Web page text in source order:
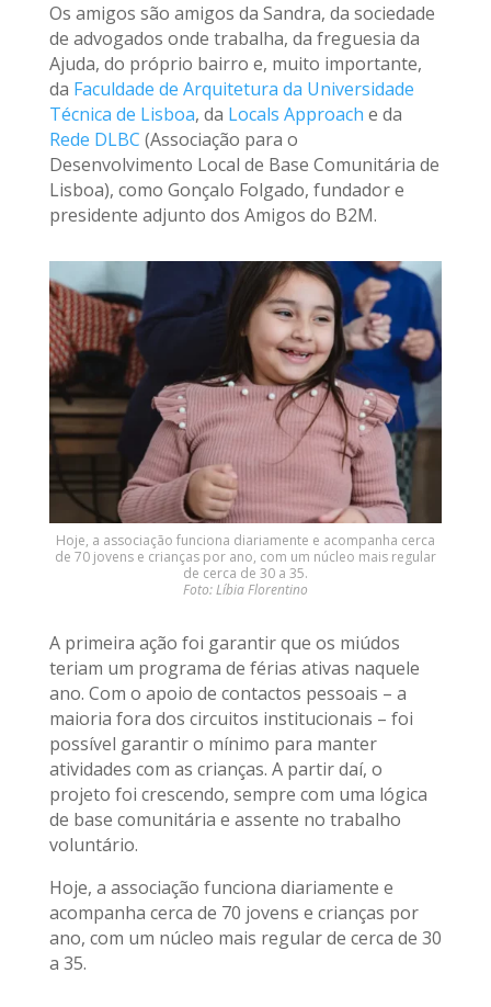
Os amigos são amigos da Sandra, da sociedade
de advogados onde trabalha, da freguesia da
Ajuda, do próprio bairro e, muito importante,
da Faculdade de Arquitetura da Universidade
Técnica de Lisboa, da Locals Approach e da
Rede DLBC (Associação para o
Desenvolvimento Local de Base Comunitária de
Lisboa), como Gonçalo Folgado, fundador e
presidente adjunto dos Amigos do B2M.
Hoje, a associação funciona diariamente e acompanha cerca
de 70 jovens e crianças por ano, com um núcleo mais regular
de cerca de 30 a 35.
Foto: Líbia Florentino
A primeira ação foi garantir que os miúdos
teriam um programa de férias ativas naquele
ano. Com o apoio de contactos pessoais – a
maioria fora dos circuitos institucionais – foi
possível garantir o mínimo para manter
atividades com as crianças. A partir daí, o
projeto foi crescendo, sempre com uma lógica
de base comunitária e assente no trabalho
voluntário.
Hoje, a associação funciona diariamente e
acompanha cerca de 70 jovens e crianças por
ano, com um núcleo mais regular de cerca de 30
a 35.